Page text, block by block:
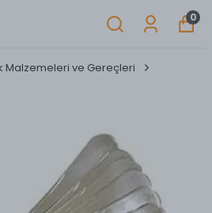
0
Malzemeleri ve Gereçleri